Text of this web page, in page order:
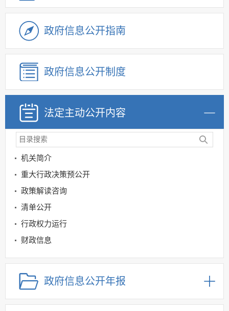
政府信息公开指南
政府信息公开制度
法定主动公开内容
机关简介
重大行政决策预公开
政策解读咨询
清单公开
行政权力运行
财政信息
教育领域
规划信息
建议提案办理
公务员及事业单位招录
政府信息公开年报